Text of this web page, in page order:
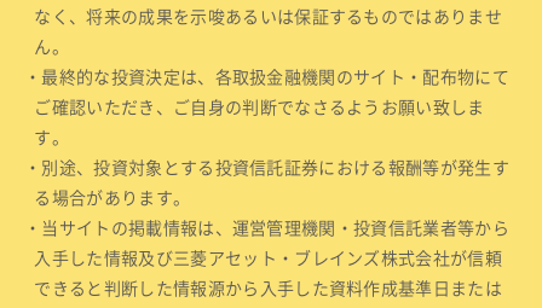
なく、将来の成果を示唆あるいは保証するものではありませ
ん。
・最終的な投資決定は、各取扱金融機関のサイト・配布物にて
ご確認いただき、ご自身の判断でなさるようお願い致しま
す。
・別途、投資対象とする投資信託証券における報酬等が発生す
る場合があります。
・当サイトの掲載情報は、運営管理機関・投資信託業者等から
入手した情報及び三菱アセット・ブレインズ株式会社が信頼
できると判断した情報源から入手した資料作成基準日または